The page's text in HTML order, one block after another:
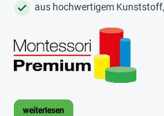
aus hochwertigem
weiterlesen